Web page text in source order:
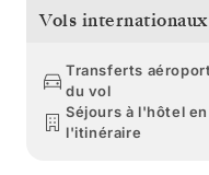
Vols internationaux
Transferts
du vol
Séjours à l'hôtel
l'itinéraire